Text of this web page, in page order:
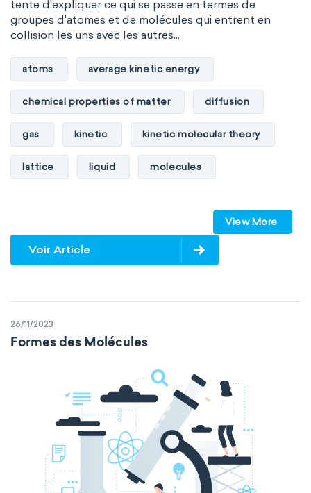
tente d'expliquer ce qui se passe en termes de
groupes d'atomes et de molécules qui entrent en
collision les uns avec les autres...
atoms average kinetic energy
chemical properties of matter diffusion
gas kinetic kinetic molecular theory
lattice liquid molecules
physical properties of matter pressure
solid temperature volume
View More
Voir Article
26/11/2023
Formes des Molécules